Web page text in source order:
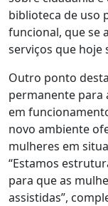
biblioteca de uso
funcional, que se
serviços que hoje
Outro ponto
permanente para
em
novo ambiente
mulheres em
“Estamos
para que as
assistidas”,